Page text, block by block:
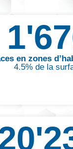
en zones
4.5% de la